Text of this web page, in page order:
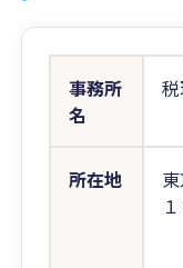
事務所
名
所在地